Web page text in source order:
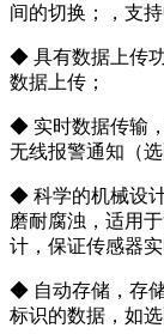
间的切换；，支
◆ 具有数据上传功
数据上传；
◆ 实时数据传输
无线报警通知（选
◆ 科学的机械设
磨耐腐浊，适用
计，保证传感器
◆ 自动存储，存
标识的数据，如